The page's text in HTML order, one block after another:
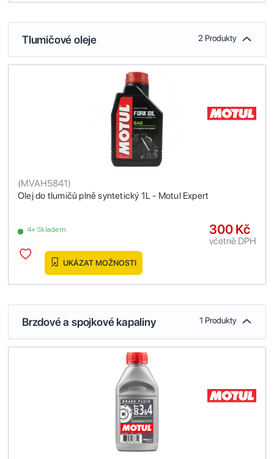
Tlumičové oleje 2 Produkty
Olej do tlumičů plně syntetický 1L - Motul Expert
(MVAH5841)
4+ Skladem 300 Kč
včetně DPH
UKÁZAT MOŽNOSTI
Brzdové a spojkové kapaliny 1 Produkty